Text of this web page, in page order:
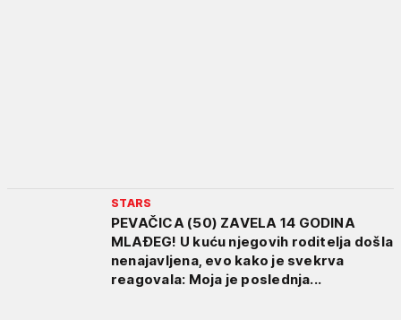
STARS
PEVAČICA (50) ZAVELA 14 GODINA
MLAĐEG! U kuću njegovih roditelja došla
nenajavljena, evo kako je svekrva
reagovala: Moja je poslednja...